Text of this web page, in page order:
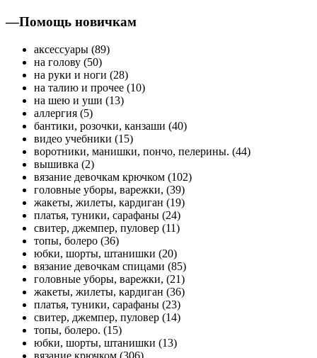
—Помощь новичкам
аксессуары (89)
на голову (50)
на руки и ноги (28)
на талию и прочее (10)
на шею и уши (13)
аллергия (5)
бантики, розочки, канзаши (40)
видео учебники (15)
воротники, манишки, пончо, пелерины. (44)
вышивка (2)
вязание девочкам крючком (102)
головные уборы, варежки, (39)
жакеты, жилеты, кардиган (19)
платья, туники, сарафаны (24)
свитер, джемпер, пуловер (11)
топы, болеро (36)
юбки, шорты, штанишки (20)
вязание девочкам спицами (85)
головные уборы, варежки, (21)
жакеты, жилеты, кардиган (36)
платья, туники, сарафаны (23)
свитер, джемпер, пуловер (14)
топы, болеро. (15)
юбки, шорты, штанишки (13)
вязание крючком (306)